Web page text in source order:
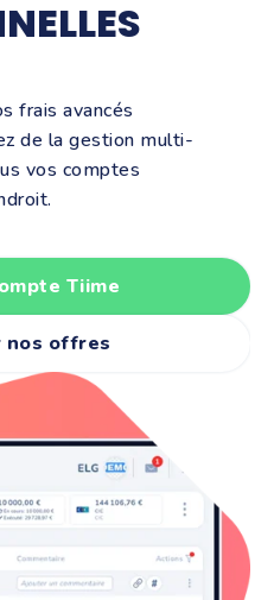
frais avancés
de la gestion multi-
vos comptes
Tiime
nos offres